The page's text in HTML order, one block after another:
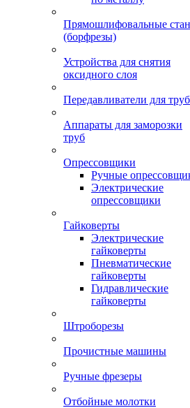
Прямошлифовальные
(борфрезы)
Устройства для снятия
оксидного слоя
Передавливатели для труб
Аппараты для заморозки
труб
Опрессовщики
Ручные
Электрические
опрессовщики
Гайковерты
Электрические
гайковерты
Пневматические
гайковерты
Гидравлические
гайковерты
Штроборезы
Прочистные машины
Ручные фрезеры
Отбойные молотки